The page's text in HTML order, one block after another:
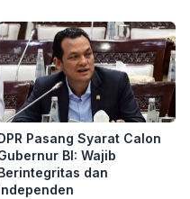
Pasang Syarat Calon
BI: Wajib
dan